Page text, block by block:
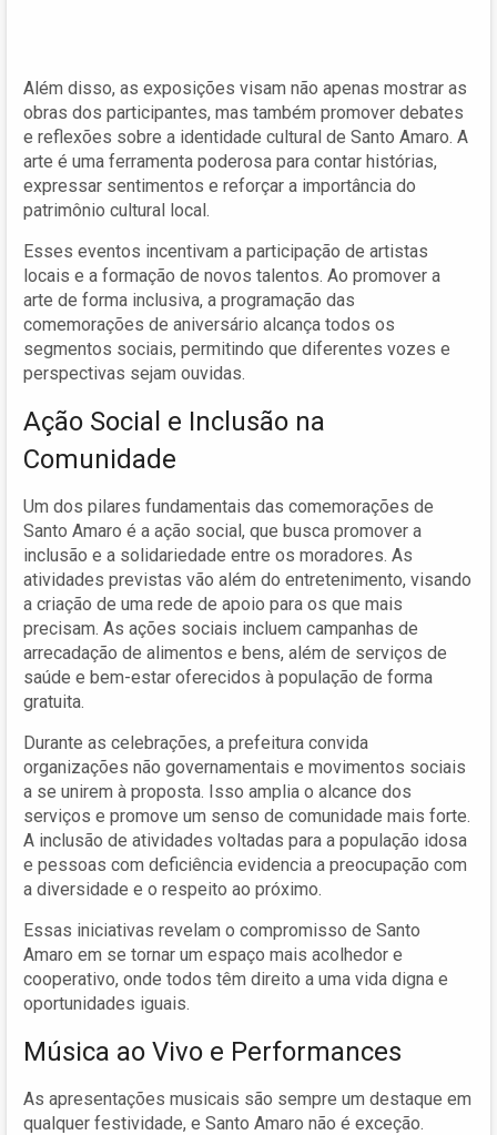
Além disso, as exposições visam não apenas mostrar as
obras dos participantes, mas também promover debates
e reflexões sobre a identidade cultural de Santo Amaro. A
arte é uma ferramenta poderosa para contar histórias,
expressar sentimentos e reforçar a importância do
patrimônio cultural local.
Esses eventos incentivam a participação de artistas
locais e a formação de novos talentos. Ao promover a
arte de forma inclusiva, a programação das
comemorações de aniversário alcança todos os
segmentos sociais, permitindo que diferentes vozes e
perspectivas sejam ouvidas.
Ação Social e Inclusão na
Comunidade
Um dos pilares fundamentais das comemorações de
Santo Amaro é a ação social, que busca promover a
inclusão e a solidariedade entre os moradores. As
atividades previstas vão além do entretenimento, visando
a criação de uma rede de apoio para os que mais
precisam. As ações sociais incluem campanhas de
arrecadação de alimentos e bens, além de serviços de
saúde e bem-estar oferecidos à população de forma
gratuita.
Durante as celebrações, a prefeitura convida
organizações não governamentais e movimentos sociais
a se unirem à proposta. Isso amplia o alcance dos
serviços e promove um senso de comunidade mais forte.
A inclusão de atividades voltadas para a população idosa
e pessoas com deficiência evidencia a preocupação com
a diversidade e o respeito ao próximo.
Essas iniciativas revelam o compromisso de Santo
Amaro em se tornar um espaço mais acolhedor e
cooperativo, onde todos têm direito a uma vida digna e
oportunidades iguais.
Música ao Vivo e Performances
As apresentações musicais são sempre um destaque em
qualquer festividade, e Santo Amaro não é exceção.